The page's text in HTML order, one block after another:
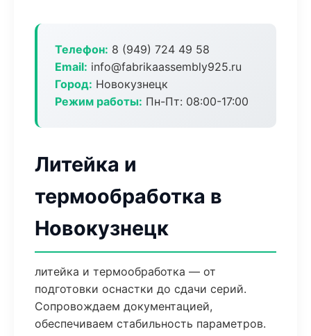
Телефон: 8 (949) 724 49 58
Email: info@fabrikaassembly925.ru
Город: Новокузнецк
Режим работы: Пн-Пт: 08:00-17:00
Литейка и
термообработка в
Новокузнецк
литейка и термообработка — от
подготовки оснастки до сдачи серий.
Сопровождаем документацией,
обеспечиваем стабильность параметров.